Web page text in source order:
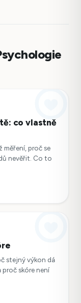
co vlastně
měření, proč se
nevěřit. Co to
stejný výkon dá
proč skóre není